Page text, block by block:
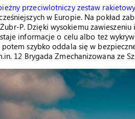
przeciwlotniczy zestaw
w Europie. Na pokład
P. Dzięki wysokiemu
informacje o celu albo też
szybko oddala się w
12 Brygada Zmechanizowana ze